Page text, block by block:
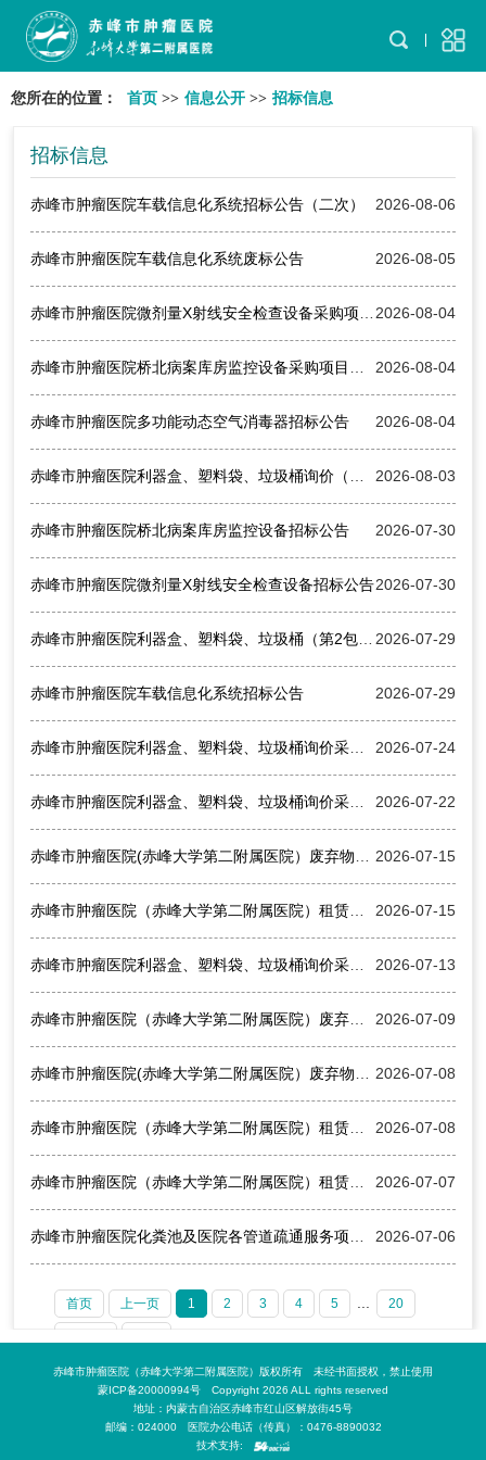
您所在的位置： 首页 >> 信息公开 >> 招标信息
招标信息
2026-08-06
赤峰市肿瘤医院车载信息化系统招标公告（二次）
2026-08-05
赤峰市肿瘤医院车载信息化系统废标公告
2026-08-04
赤峰市肿瘤医院微剂量X射线安全检查设备采购项目结果公告
2026-08-04
赤峰市肿瘤医院桥北病案库房监控设备采购项目结果公告
2026-08-04
赤峰市肿瘤医院多功能动态空气消毒器招标公告
2026-08-03
赤峰市肿瘤医院利器盒、塑料袋、垃圾桶询价（第2包第3包二次采购）项目结果公告
2026-07-30
赤峰市肿瘤医院桥北病案库房监控设备招标公告
2026-07-30
赤峰市肿瘤医院微剂量X射线安全检查设备招标公告
2026-07-29
赤峰市肿瘤医院利器盒、塑料袋、垃圾桶（第2包第3包二次采购）包3废标公告
2026-07-29
赤峰市肿瘤医院车载信息化系统招标公告
2026-07-24
赤峰市肿瘤医院利器盒、塑料袋、垃圾桶询价采购公告（第2包第3包二次采购）
2026-07-22
赤峰市肿瘤医院利器盒、塑料袋、垃圾桶询价采购项目结果公告
2026-07-15
赤峰市肿瘤医院(赤峰大学第二附属医院）废弃物信息化管理采购项目结果公告
2026-07-15
赤峰市肿瘤医院（赤峰大学第二附属医院）租赁复印机服务项目废标公告（第二次）
2026-07-13
赤峰市肿瘤医院利器盒、塑料袋、垃圾桶询价采购公告（三次）
2026-07-09
赤峰市肿瘤医院（赤峰大学第二附属医院）废弃物信息化管理采购公告（第二次）
2026-07-08
赤峰市肿瘤医院(赤峰大学第二附属医院）废弃物信息化管理项目废标公告
2026-07-08
赤峰市肿瘤医院（赤峰大学第二附属医院）租赁复印机项目采购公告（第二次）
2026-07-07
赤峰市肿瘤医院（赤峰大学第二附属医院）租赁复印机服务项目废标公告
2026-07-06
赤峰市肿瘤医院化粪池及医院各管道疏通服务项目废标公告
首页 上一页 1 2 3 4 5 20
赤峰市肿瘤医院（赤峰大学第二附属医院）版权所有 未经书面授权，禁止使用
蒙ICP备20000994号 Copyright 2026 ALL rights reserved
地址：内蒙古自治区赤峰市红山区解放街45号
邮编：024000 医院办公电话（传真）：0476-8890032
技术支持: